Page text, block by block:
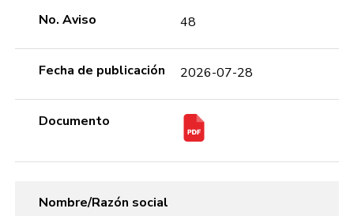
No. Aviso 48
Fecha de publicación 2026-07-28
Documento
Nombre/Razón social